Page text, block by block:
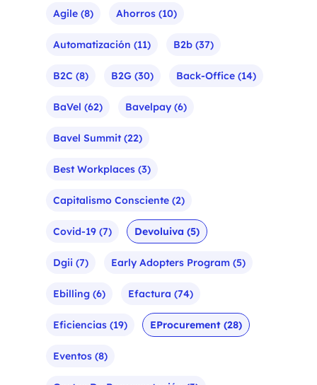
Agile (8) Ahorros (10)
Automatización (11) B2b (37)
B2C (8) B2G (30) Back-Office (14)
BaVel (62) Bavelpay (6)
Bavel Summit(22)
Best Workplaces (3)
Capitalismo Consciente (2)
Covid-19 (7) Devoluiva (5)
Dgii (7) Early Adopters Program (5)
Ebilling (6) Efactura (74)
Eficiencias (19) EProcurement (28)
Eventos (8)